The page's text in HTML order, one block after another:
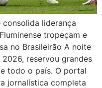
liderança
tropeçam e
no Brasileirão A noite
reservou grandes
todo o país. O portal
jornalística completa